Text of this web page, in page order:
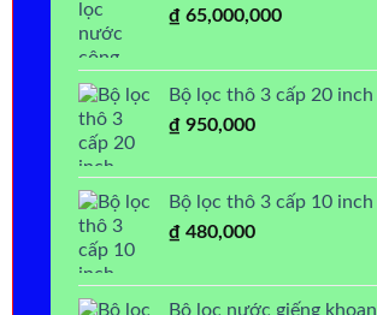
₫65,000,000
Bộ lọc thô 3 cấp 20 inch
₫950,000
Bộ lọc thô 3 cấp 10 inch
₫480,000
Bộ lọc nước giếng khoan